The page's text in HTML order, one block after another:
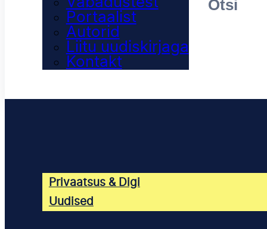
Portaalist
Autorid
Liitu uudiskirjaga
Kontakt
Privaatsus & Digi
Uudised